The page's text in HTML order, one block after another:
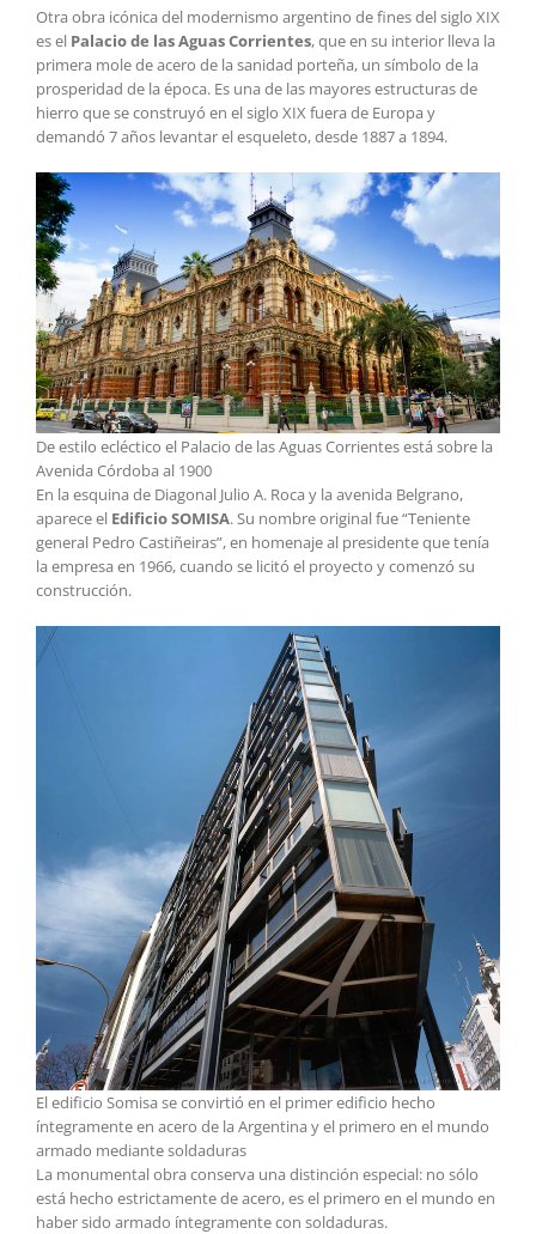
Otra obra icónica del modernismo argentino de fines del siglo XIX
es el Palacio de las Aguas Corrientes, que en su interior lleva la
primera mole de acero de la sanidad porteña, un símbolo de la
prosperidad de la época. Es una de las mayores estructuras de
hierro que se construyó en el siglo XIX fuera de Europa y
demandó 7 años levantar el esqueleto, desde 1887 a 1894.
De estilo ecléctico el Palacio de las Aguas Corrientes está sobre la
Avenida Córdoba al 1900
En la esquina de Diagonal Julio A. Roca y la avenida Belgrano,
aparece el Edificio SOMISA. Su nombre original fue “Teniente
general Pedro Castiñeiras”, en homenaje al presidente que tenía
la empresa en 1966, cuando se licitó el proyecto y comenzó su
construcción.
El edificio Somisa se convirtió en el primer edificio hecho
íntegramente en acero de la Argentina y el primero en el mundo
armado mediante soldaduras
La monumental obra conserva una distinción especial: no sólo
está hecho estrictamente de acero, es el primero en el mundo en
haber sido armado íntegramente con soldaduras.